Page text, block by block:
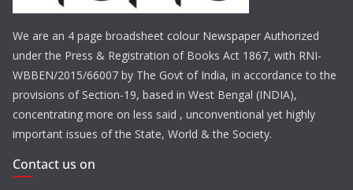
We are an 4 page broadsheet colour Newspaper Authorized
under the Press & Registration of Books Act 1867, with RNI-
WBBEN/2015/66007 by The Govt of India, in accordance to the
provisions of Section-19, based in West Bengal (INDIA),
concentrating more on less said , unconventional yet highly
important issues of the State, World & the Society.
Contact us on